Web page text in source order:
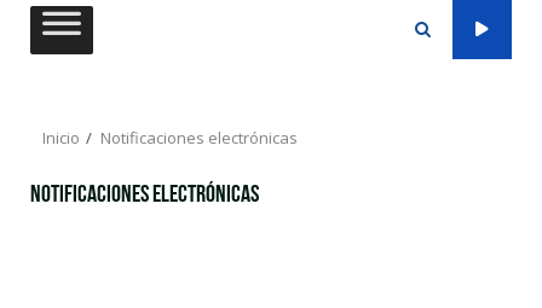
Saltar
Inicio Notificaciones electrónicas
Notificaciones electrónicas